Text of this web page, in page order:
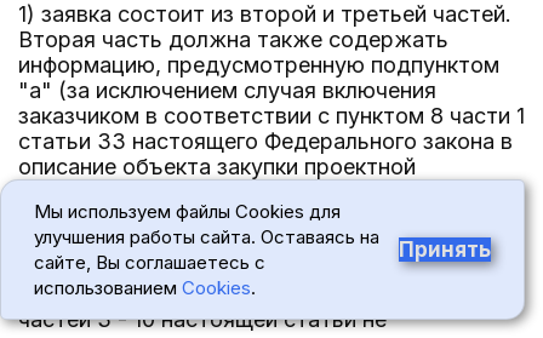
1) заявка состоит из второй и третьей частей.
Вторая часть должна также содержать
информацию, предусмотренную подпунктом
"а" (за исключением случая включения
заказчиком в соответствии с пунктом 8 части 1
статьи 33 настоящего Федерального закона в
описание объекта закупки проектной
документации, или сметы на капитальный
ремонт объекта капитального строительства)
и подпунктом "б" пункта 2 части 1 статьи 43
настоящего Федерального закона. Положения
частей 3 - 10 настоящей статьи не
Мы используем файлы Cookies для
улучшения работы сайта. Оставаясь на
сайте, Вы соглашаетесь с
использованием Cookies.
Принять